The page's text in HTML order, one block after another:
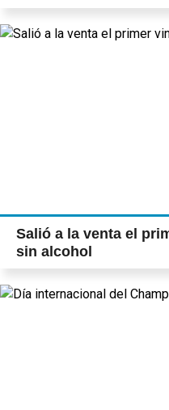
Salió a la venta el
sin alcohol